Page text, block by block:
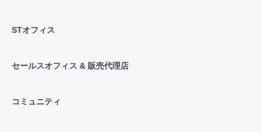
STオフィス
セールスオフィス & 販売代理店
コミュニティ